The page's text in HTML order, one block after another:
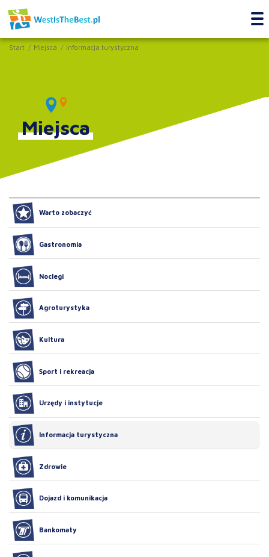
Start Miejsca Informacja turystyczna
Miejsca
Warto zobaczyć
Gastronomia
Noclegi
Agroturystyka
Kultura
Sport i rekreacja
Urzędy i instytucje
Informacja turystyczna
Zdrowie
Dojazd i komunikacja
Bankomaty